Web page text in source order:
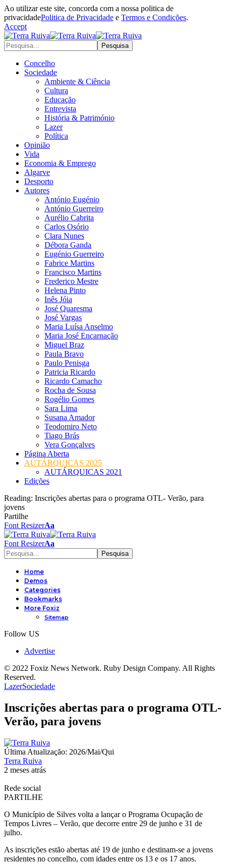
Ao utilizar este site, concorda com a nossa politica de
privacidadePolitica de Privacidade e Termos e Condições.
Accept
Concelho
Sociedade
Ambiente & Ciência
Cultura
Educação
Entrevista
História & Património
Lazer
Política
Opinião
Vida
Economia & Emprego
Algarve
Desporto
Autores
António Eugénio
António Guerreiro
Aurélio Cabrita
Carlos Osório
Clara Nunes
Débora Ganda
Eugénio Guerreiro
Fabrice Martins
Francisco Martins
Frederico Mestre
Helena Pinto
Inês Jóia
José Quaresma
José Vargas
Maria Luísa Anselmo
Maria José Encarnação
Miguel Braz
Paula Bravo
Paulo Penisga
Patricia Ricardo
Ricardo Camacho
Rocha de Sousa
Rogélio Gomes
Sara Lima
Susana Amador
Teodomiro Neto
Tiago Brás
Vera Gonçalves
Página Aberta
AUTÁRQUICAS 2025
AUTÁRQUICAS 2021
Edições
Reading: Inscrições abertas para o programa OTL- Verão, para
jovens
Partilhe
Font ResizerAa
Font ResizerAa
Home
Demos
Categories
Bookmarks
More Foxiz
Sitemap
Follow US
Advertise
© 2022 Foxiz News Network. Ruby Design Company. All Rights
Reserved.
LazerSociedade
Inscrições abertas para o programa OTL-
Verão, para jovens
Última Atualização: 2026/Mai/Qui
Terra Ruiva
2 meses atrás
Rede social
PARTILHE
O Município de Silves volta a lançar o Programa Ocupação de
Tempos Livres – Verão, que decorre entre 29 de junho e 31 de
julho.
As inscrições estão abertas até 19 de junho e destinam-se a jovens
residentes no concelho, com idades entre os 13 e os 17 anos.